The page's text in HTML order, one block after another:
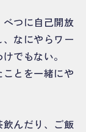
べつに自己開放
なにやらワー
でもない。
とを一緒にや
んだり、ご飯